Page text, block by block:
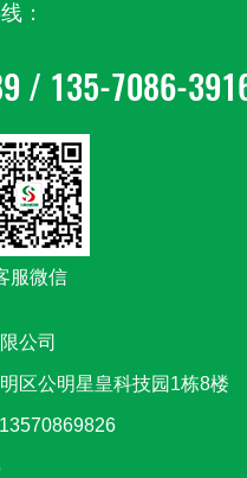
：
/ 135-7086-
服微信
公司
区公明星皇科技园1栋8楼